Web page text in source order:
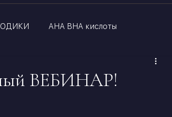
АНА BHA кислоты
ВЕБИНАР!